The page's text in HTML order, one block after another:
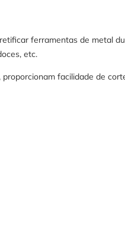
ferramentas de metal
etc.
facilidade de